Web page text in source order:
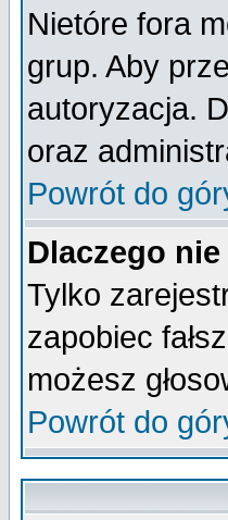
Nietóre fora
grup. Aby
autoryzacja.
oraz
Powrót do
Dlaczego
Tylko
zapobiec
możesz
Powrót do